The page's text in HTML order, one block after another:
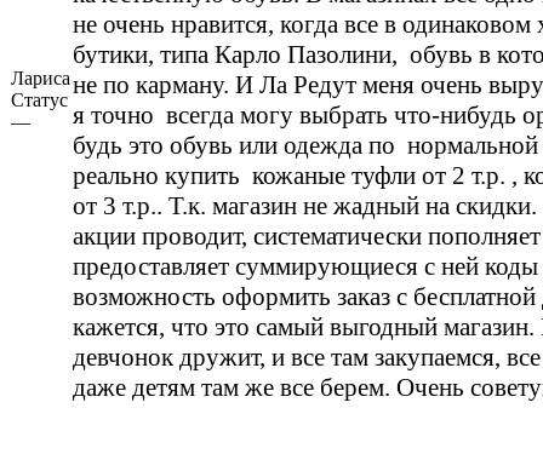
Лариса
Статус
—
не очень нравится, когда все в одинаковом
бутики, типа Карло Пазолини, обувь в
не по карману. И Ла Редут меня очень
я точно всегда могу выбрать что-нибудь
будь это обувь или одежда по
реально купить кожаные туфли от 2 т.р. ,
от 3 т.р.. Т.к. магазин не жадный на
акции проводит, систематически
предоставляет суммирующиеся с ней коды
возможность оформить заказ с
кажется, что это самый выгодный магазин.
девчонок дружит, и все там закупаемся,
даже детям там же все берем. Очень